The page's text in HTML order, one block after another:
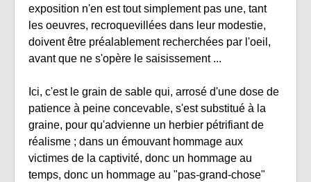
exposition n'en est tout simplement pas une, tant
les oeuvres, recroquevillées dans leur modestie,
doivent être préalablement recherchées par l'oeil,
avant que ne s'opère le saisissement ...
Ici, c'est le grain de sable qui, arrosé d'une dose de
patience à peine concevable, s'est substitué à la
graine, pour qu'advienne un herbier pétrifiant de
réalisme ; dans un émouvant hommage aux
victimes de la captivité, donc un hommage au
temps, donc un hommage au "pas-grand-chose"